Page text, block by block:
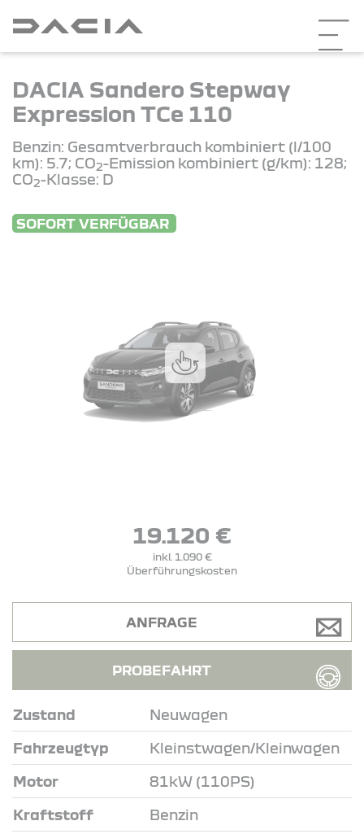
DACIA Sandero Stepway
Expression TCe 110
Benzin: Gesamtverbrauch kombiniert (l/100
km): 5.7; CO2-Emission kombiniert (g/km): 128;
CO2-Klasse: D
SOFORT VERFÜGBAR
19.120 €
inkl. 1.090 €
Überführungskosten
Zustand Neuwagen
Fahrzeugtyp Kleinstwagen/Kleinwagen
Motor 81kW (110PS)
Kraftstoff Benzin
ANFRAGE
PROBEFAHRT